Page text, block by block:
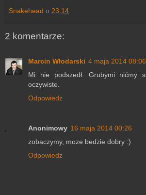
Snakehead o 23:14
2 komentarze:
Marcin Włodarski 4 maja 2014 08:06
Mi nie podszedł. Grubymi nićmy
oczywiste.
Odpowiedz
Anonimowy 16 maja 2014 00:26
zobaczymy, moze bedzie dobry :)
Odpowiedz